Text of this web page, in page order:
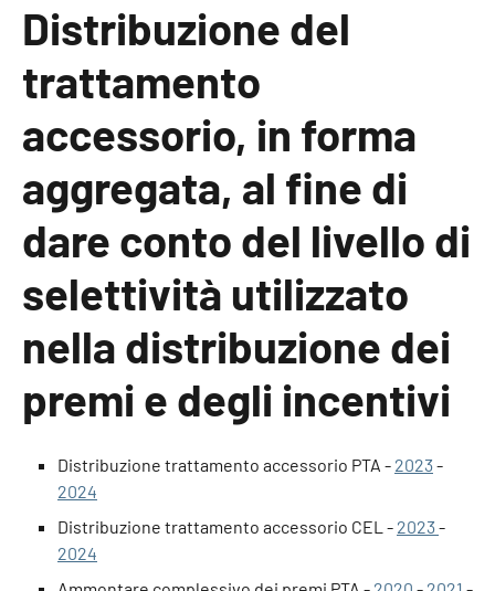
Distribuzione del
trattamento
accessorio, in forma
aggregata, al fine di
dare conto del livello di
selettività utilizzato
nella distribuzione dei
premi e degli incentivi
Distribuzione trattamento accessorio PTA - 2023-
2024
Distribuzione trattamento accessorio CEL - 2023-
2024